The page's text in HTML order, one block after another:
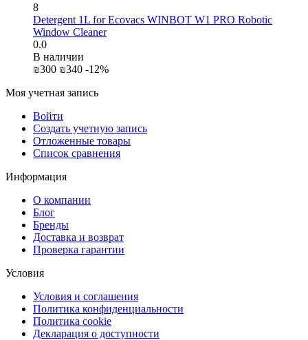
8
Detergent 1L for Ecovacs WINBOT W1 PRO Robotic
Window Cleaner
0.0
В наличии
₪‍300‍ ₪‍340‍ -12%
Моя учетная запись
Войти
Создать учетную запись
Отложенные товары
Список сравнения
Информация
О компании
Блог
Бренды
Доставка и возврат
Проверка гарантии
Условия
Условия и соглашения
Политика конфиденциальности
Политика cookie
Декларация о доступности